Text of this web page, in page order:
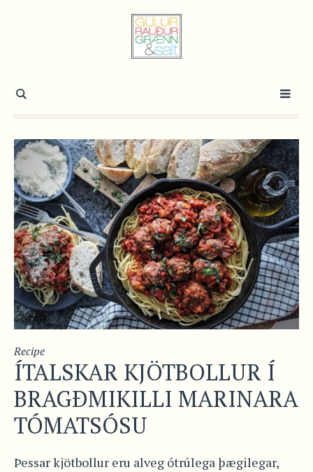
Recipe
ÍTALSKAR KJÖTBOLLUR Í
BRAGÐMIKILLI MARINARA
TÓMATSÓSU
Þessar kjötbollur eru alveg ótrúlega þægilegar,